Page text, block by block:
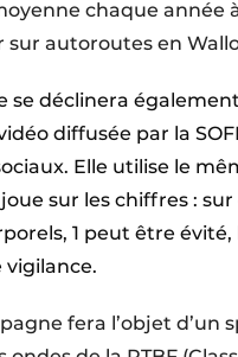
chaque année
sur autoroutes en
se déclinera
diffusée par la
Elle utilise le
sur les chiffres : sur
1 peut être évité,
vigilance.
fera l’objet d’un